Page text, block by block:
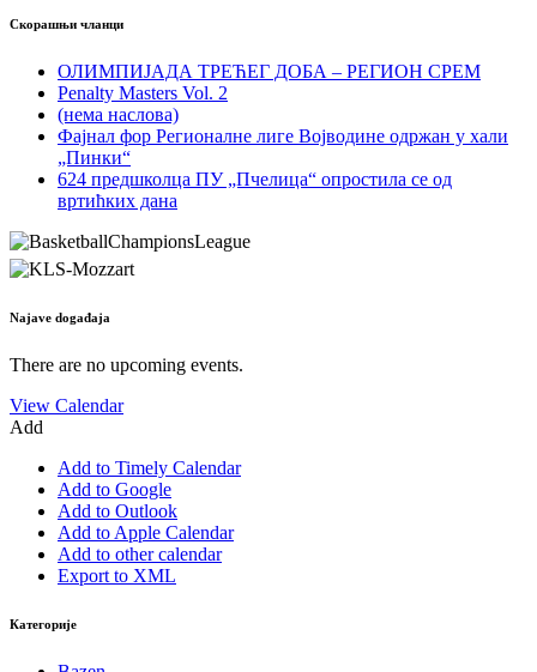
Скорашњи чланци
ОЛИМПИЈАДА ТРЕЋЕГ ДОБА – РЕГИОН СРЕМ
Penalty Masters Vol. 2
(нема наслова)
Фајнал фор Регионалне лиге Војводине одржан у хали
„Пинки“
624 предшколца ПУ „Пчелица“ опростила се од
вртићких дана
Najave događaja
There are no upcoming events.
View Calendar
Add
Add to Timely Calendar
Add to Google
Add to Outlook
Add to Apple Calendar
Add to other calendar
Export to XML
Категорије